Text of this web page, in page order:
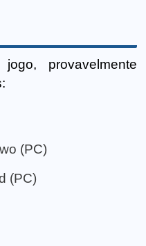
provavelmente
(PC)
(PC)